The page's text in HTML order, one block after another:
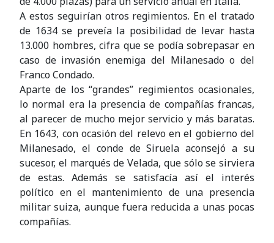
A estos seguirían otros regimientos. En el tratado
de 1634 se preveía la posibilidad de levar hasta
13.000 hombres, cifra que se podía sobrepasar en
caso de invasión enemiga del Milanesado o del
Franco Condado.
Aparte de los “grandes” regimientos ocasionales,
lo normal era la presencia de compañías francas,
al parecer de mucho mejor servicio y más baratas.
En 1643, con ocasión del relevo en el gobierno del
Milanesado, el conde de Siruela aconsejó a su
sucesor, el marqués de Velada, que sólo se sirviera
de estas. Además se satisfacía así el interés
político en el mantenimiento de una presencia
militar suiza, aunque fuera reducida a unas pocas
compañías.